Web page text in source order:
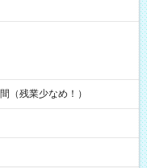
（残業少なめ！）